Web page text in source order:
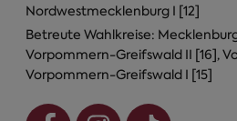
Nordwestmecklenburg I [12]
Betreute Wahlkreise:
Vorpommern-Greifswald II [16],
Vorpommern-Greifswald I [15]